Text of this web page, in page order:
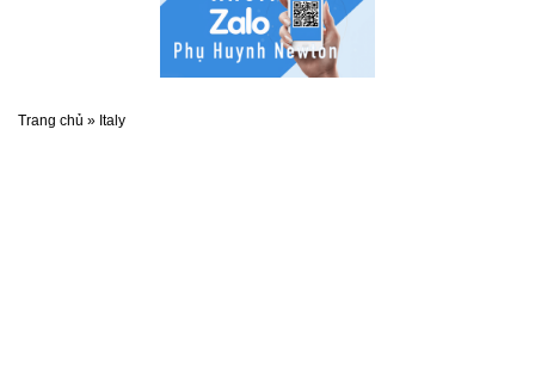
Trang chủ » Italy